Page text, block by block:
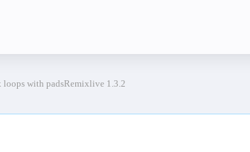
loops with padsRemixlive 1.3.2